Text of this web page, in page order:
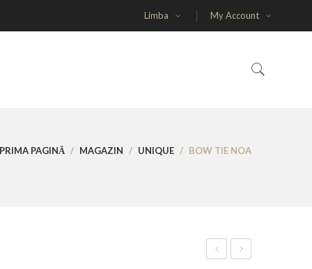
Limba My Account
PRIMA PAGINĂ / MAGAZIN / UNIQUE / BOW TIE NOA